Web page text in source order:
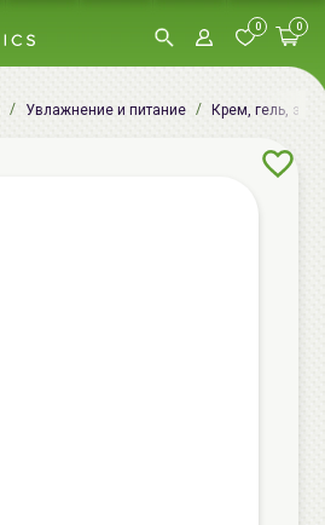
0 0
Увлажнение и питание Крем, гель,